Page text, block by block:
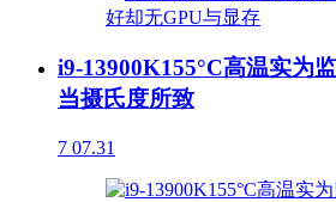
i9-13900K155°C高温实为
当摄氏度所致
7 07.31